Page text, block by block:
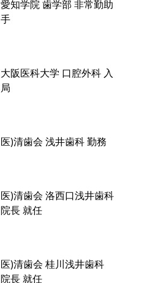
愛知学院 歯学部 非常勤助
手
大阪医科大学 口腔外科 入
局
医)清歯会 浅井歯科 勤務
医)清歯会 洛西口浅井歯科
院長 就任
医)清歯会 桂川浅井歯科
院長 就任